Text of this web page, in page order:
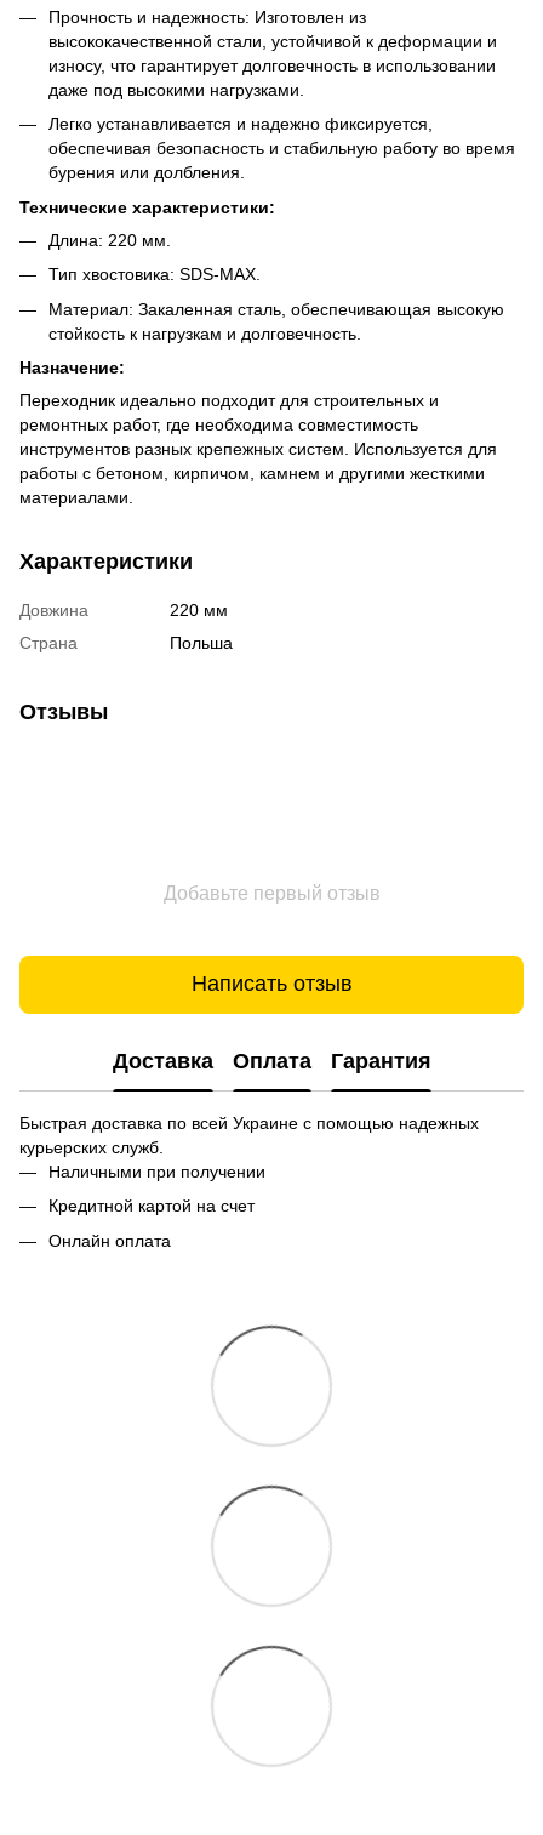
Прочность и надежность: Изготовлен из
высококачественной стали, устойчивой к деформации и
износу, что гарантирует долговечность в использовании
даже под высокими нагрузками.
Легко устанавливается и надежно фиксируется,
обеспечивая безопасность и стабильную работу во время
бурения или долбления.
Технические характеристики:
Длина: 220 мм.
Тип хвостовика: SDS-MAX.
Материал: Закаленная сталь, обеспечивающая высокую
стойкость к нагрузкам и долговечность.
Назначение:
Переходник идеально подходит для строительных и
ремонтных работ, где необходима совместимость
инструментов разных крепежных систем. Используется для
работы с бетоном, кирпичом, камнем и другими жесткими
материалами.
Характеристики
Довжина
220 мм
Страна
Польша
Отзывы
Добавьте первый отзыв
Написать отзыв
Доставка Оплата Гарантия
Быстрая доставка по всей Украине с помощью надежных
курьерских служб.
Наличными при получении
Кредитной картой на счет
Онлайн оплата